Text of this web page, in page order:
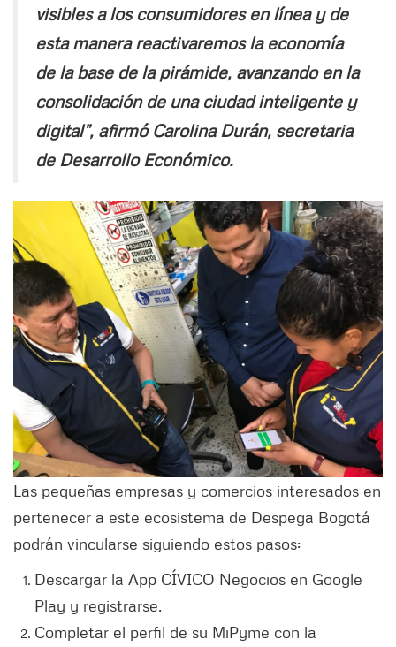
visibles a los consumidores en línea y de
esta manera reactivaremos la economía
de la base de la pirámide, avanzando en la
consolidación de una ciudad inteligente y
digital”, afirmó Carolina Durán, secretaria
de Desarrollo Económico.
Las pequeñas empresas y comercios interesados en
pertenecer a este ecosistema de Despega Bogotá
podrán vincularse siguiendo estos pasos:
Descargar la App CÍVICO Negocios en Google
Play y registrarse.
Completar el perfil de su MiPyme con la